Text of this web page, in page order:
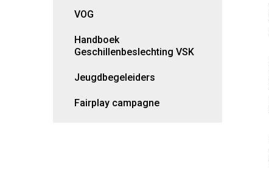
VOG
Handboek
Geschillenbeslechting VSK
Jeugdbegeleiders
Fairplay campagne